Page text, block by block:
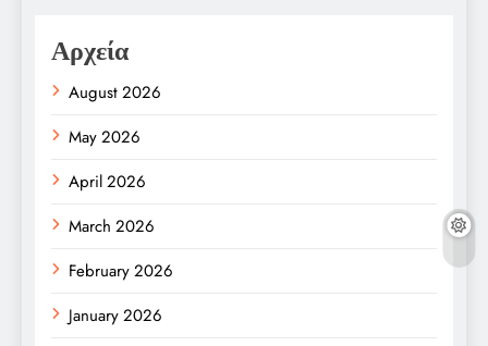
Αρχεία
August 2026
May 2026
April 2026
March 2026
February 2026
January 2026